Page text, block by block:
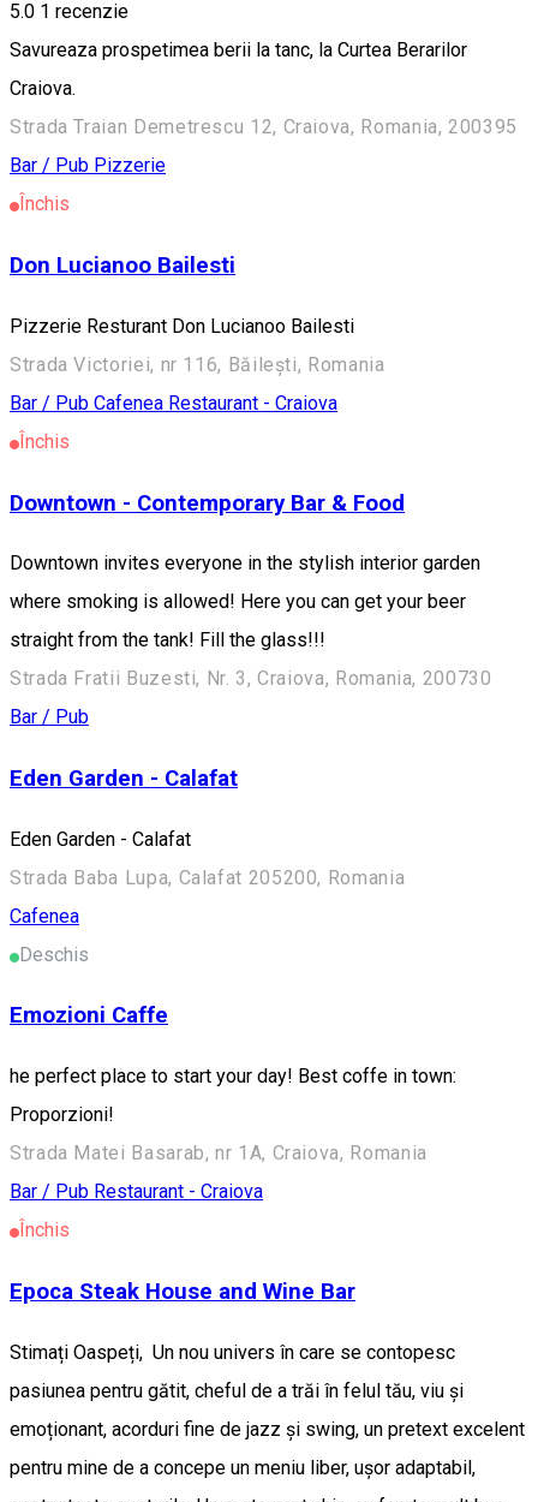
5.0 1 recenzie
Savureaza prospetimea berii la tanc, la Curtea Berarilor
Craiova.
Strada Traian Demetrescu 12, Craiova, Romania, 200395
Bar / Pub Pizzerie
Închis
Don Lucianoo Bailesti
Pizzerie Resturant Don Lucianoo Bailesti
Strada Victoriei, nr 116, Băilești, Romania
Bar / Pub Cafenea Restaurant - Craiova
Închis
Downtown - Contemporary Bar & Food
Downtown invites everyone in the stylish interior garden
where smoking is allowed! Here you can get your beer
straight from the tank! Fill the glass!!!
Strada Fratii Buzesti, Nr. 3, Craiova, Romania, 200730
Bar / Pub
Eden Garden - Calafat
Eden Garden - Calafat
Strada Baba Lupa, Calafat 205200, Romania
Cafenea
Deschis
Emozioni Caffe
he perfect place to start your day! Best coffe in town:
Proporzioni!
Strada Matei Basarab, nr 1A, Craiova, Romania
Bar / Pub Restaurant - Craiova
Închis
Epoca Steak House and Wine Bar
Stimați Oaspeți, Un nou univers în care se contopesc
pasiunea pentru gătit, cheful de a trăi în felul tău, viu și
emoționant, acorduri fine de jazz și swing, un pretext excelent
pentru mine de a concepe un meniu liber, ușor adaptabil,